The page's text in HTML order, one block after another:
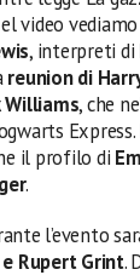
video
, interpreti di
reunion di
Williams, che
il profilo di
.
l’evento
Rupert Grint.